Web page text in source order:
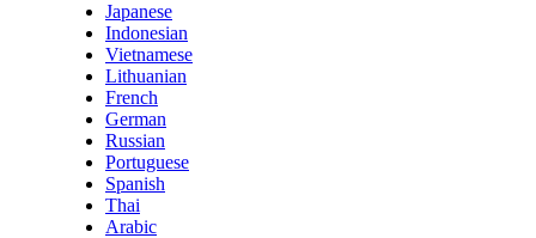
Japanese
Indonesian
Vietnamese
Lithuanian
French
German
Russian
Portuguese
Spanish
Thai
Arabic